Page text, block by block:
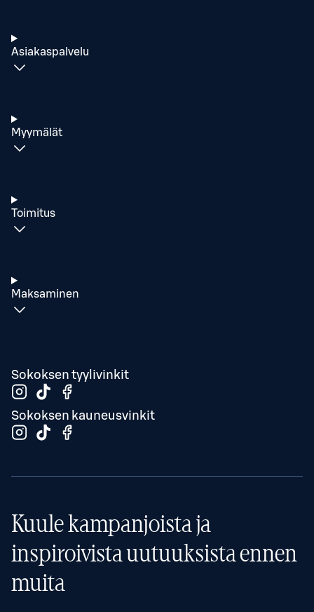
Asiakaspalvelu
Myymälät
Toimitus
Maksaminen
Sokoksen tyylivinkit
Sokoksen kauneusvinkit
Kuule kampanjoista ja
inspiroivista uutuuksista ennen
muita